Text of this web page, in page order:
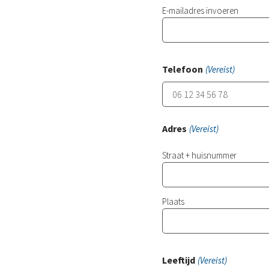
E-mailadres invoeren
Telefoon (Vereist)
Adres (Vereist)
Straat + huisnummer
Plaats
Leeftijd (Vereist)